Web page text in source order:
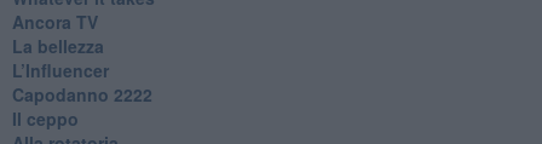
Ancora TV
La bellezza
L’Influencer
​Capodanno 2222
Il ceppo